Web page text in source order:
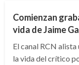
Comienzan
vida de Jaime
El canal RCN alista
la vida del crítico